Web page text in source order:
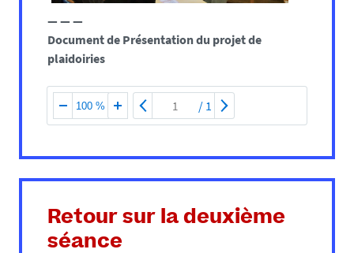
— — —
Document de Présentation du projet de
plaidoiries
100 % / 1
Retour sur la deuxième
séance